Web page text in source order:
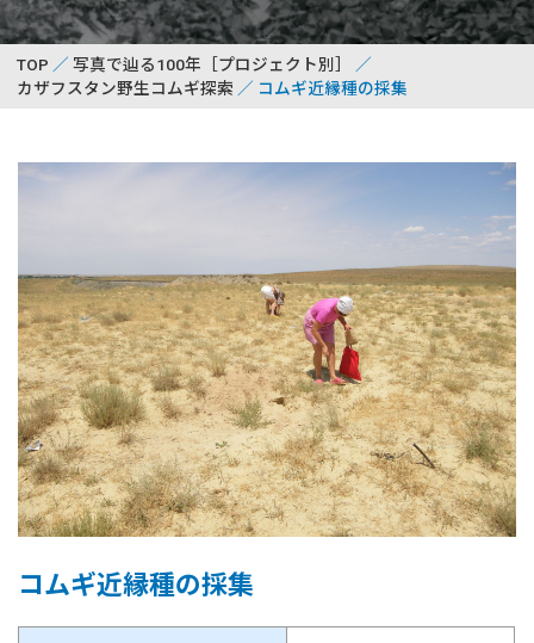
TOP
写真で辿る100年［プロジェクト別］
カザフスタン野生コムギ探索
コムギ近縁種の採集
コムギ近縁種の採集